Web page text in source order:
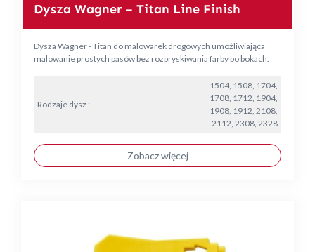
Dysza Wagner – Titan Line Finish
Dysza Wagner - Titan do malowarek drogowych umożliwiająca
malowanie prostych pasów bez rozpryskiwania farby po bokach.
Rodzaje dysz :
1504, 1508, 1704,
1708, 1712, 1904,
1908, 1912, 2108,
2112, 2308, 2328
Zobacz więcej